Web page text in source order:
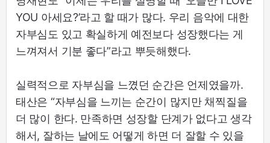
YOU 아세요?’라고 할 때가 많다. 우리 음악에 대한
자부심도 있고 확실하게 예전보다 성장했다는 게
느껴져서 기분 좋다”라고 뿌듯해했다.
실력적으로 자부심을 느꼈던 순간은 언제였을까.
태산은 “자부심을 느끼는 순간이 많지만 채찍질을
더 많이 한다. 만족하면 성장할 단계가 없다고 생각
해서, 잘하는 날에도 어떻게 하면 더 잘할 수 있을